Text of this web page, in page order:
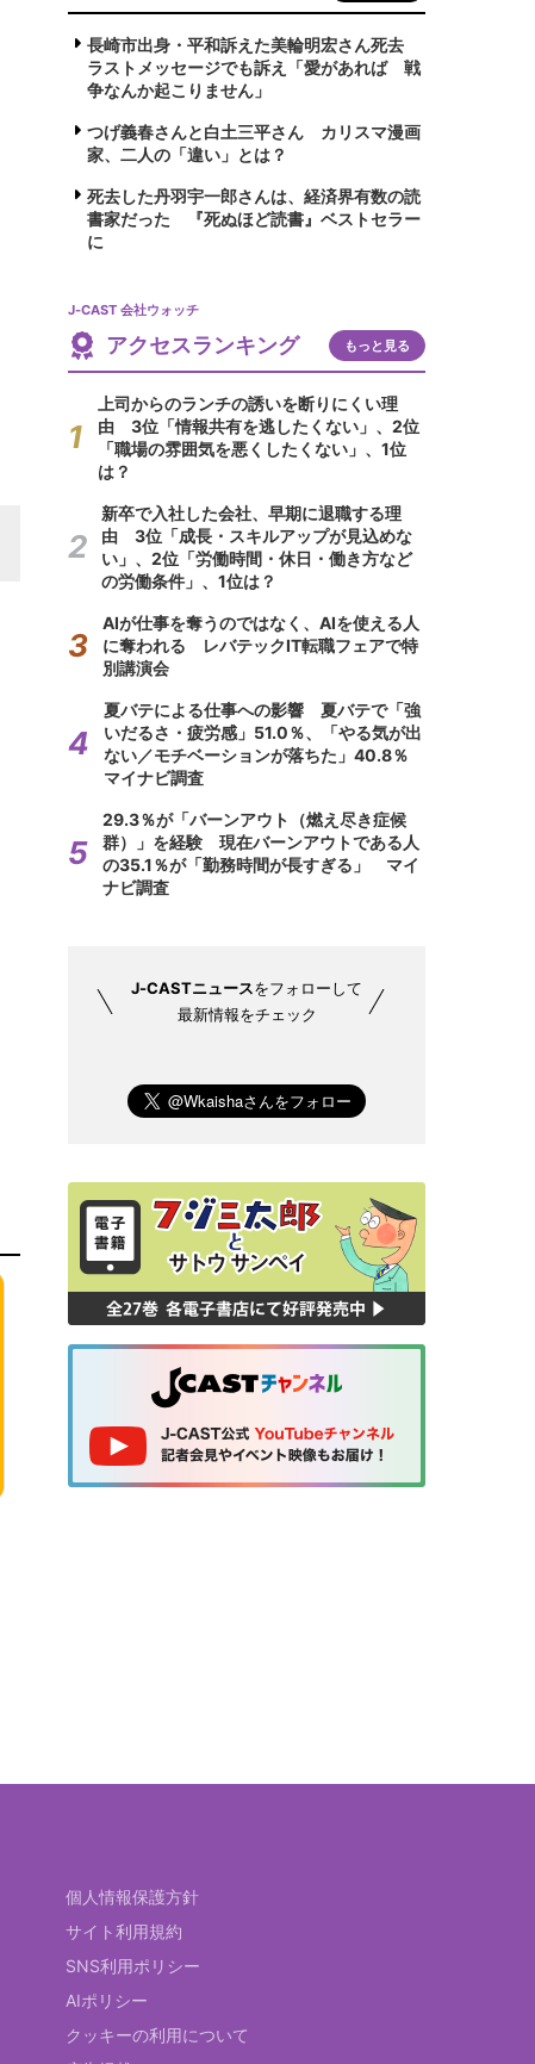
長崎市出身・平和訴えた美輪明宏さん死去
ラストメッセージでも訴え「愛があれば 戦
争なんか起こりません」
つげ義春さんと白土三平さん カリスマ漫画
家、二人の「違い」とは？
死去した丹羽宇一郎さんは、経済界有数の読
書家だった 『死ぬほど読書』ベストセラー
に
J-CAST 会社ウォッチ
アクセスランキング もっと見る
上司からのランチの誘いを断りにくい理
由 3位「情報共有を逃したくない」、2位
「職場の雰囲気を悪くしたくない」、1位
は？
新卒で入社した会社、早期に退職する理
由 3位「成長・スキルアップが見込めな
い」、2位「労働時間・休日・働き方など
の労働条件」、1位は？
AIが仕事を奪うのではなく、AIを使える人
に奪われる レバテックIT転職フェアで特
別講演会
夏バテによる仕事への影響 夏バテで「強
いだるさ・疲労感」51.0％、「やる気が出
ない／モチベーションが落ちた」40.8％
マイナビ調査
29.3％が「バーンアウト（燃え尽き症候
群）」を経験 現在バーンアウトである人
の35.1％が「勤務時間が長すぎる」 マイ
ナビ調査
J-CASTニュースをフォローして
最新情報をチェック
個人情報保護方針
サイト利用規約
SNS利用ポリシー
AIポリシー
クッキーの利用について